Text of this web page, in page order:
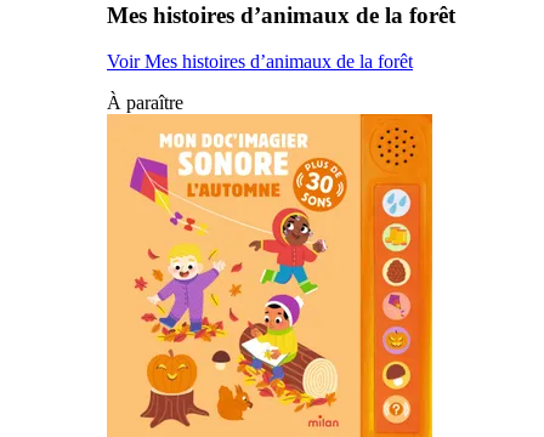
Mes histoires d’animaux de la forêt
Voir Mes histoires d’animaux de la forêt
À paraître